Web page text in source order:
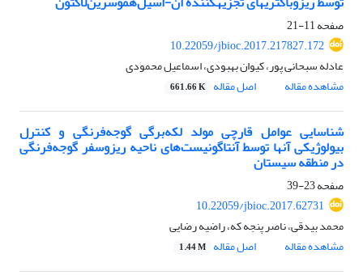
صفحه11-21
10.22059/jbioc.2017.217827.172
عادله سبحانی پور، کیوان بهبودی، اسماعیل محمودی
مشاهده مقاله
اصل مقاله 661.66 K
شناسایی عوامل قارچی مولد لکه‌برگی گوجه‌فرنگی و کنترل
بیولوژیکی آنها توسط آنتاگونیست‌های ناحیه ریزوسفر گوجه‌فرنگی
در منطقه سیستان
صفحه23-39
10.22059/jbioc.2017.62731
محمد بیدقی، ناصر پنجه که، راضیه رضایی
مشاهده مقاله
اصل مقاله 1.44 M